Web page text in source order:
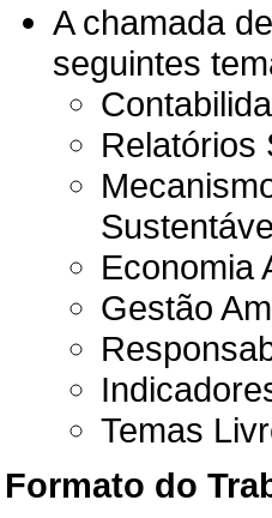
A chamada
seguintes
Relatórios
Economia
Gestão
Temas
Formato do